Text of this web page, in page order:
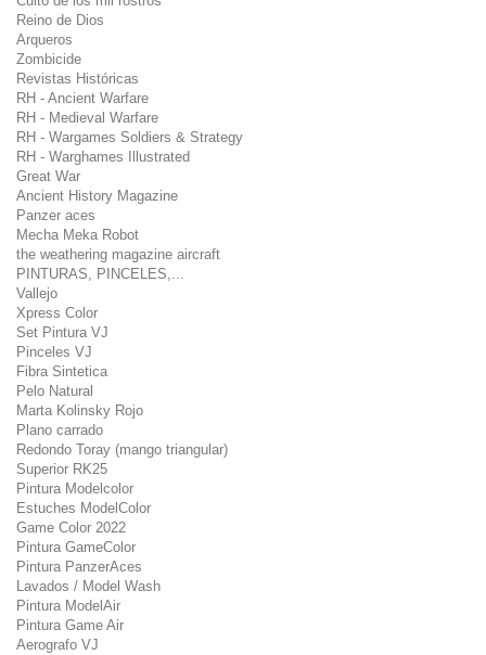
Reino de Dios
Arqueros
Zombicide
Revistas Históricas
RH - Ancient Warfare
RH - Medieval Warfare
RH - Wargames Soldiers & Strategy
RH - Warghames Illustrated
Great War
Ancient History Magazine
Panzer aces
Mecha Meka Robot
the weathering magazine aircraft
PINTURAS, PINCELES,...
Vallejo
Xpress Color
Set Pintura VJ
Pinceles VJ
Fibra Sintetica
Pelo Natural
Marta Kolinsky Rojo
Plano carrado
Redondo Toray (mango triangular)
Superior RK25
Pintura Modelcolor
Estuches ModelColor
Game Color 2022
Pintura GameColor
Pintura PanzerAces
Lavados / Model Wash
Pintura ModelAir
Pintura Game Air
Aerografo VJ